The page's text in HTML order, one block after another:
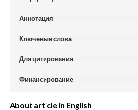
Аннотация
Ключевые слова
Для цитирования
Финансирование
About article in English